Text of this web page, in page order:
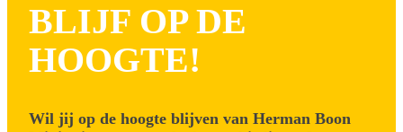
BLIJF OP DE
HOOGTE!
Wil jij op de hoogte blijven van Herman Boon